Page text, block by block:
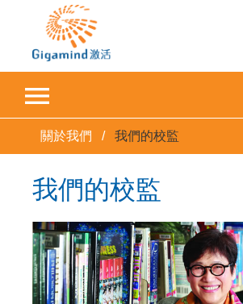
關於我們 我們的校監
我們的校監